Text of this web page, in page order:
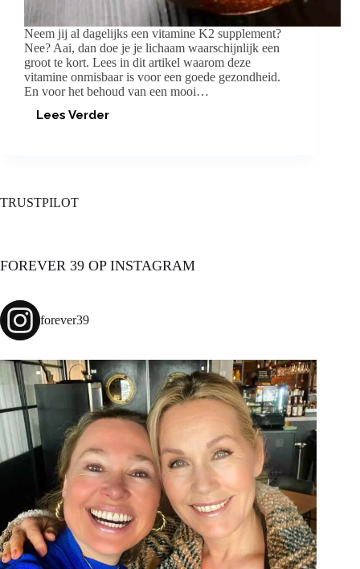
Neem jij al dagelijks een vitamine K2 supplement?
Nee? Aai, dan doe je je lichaam waarschijnlijk een
groot te kort. Lees in dit artikel waarom deze
vitamine onmisbaar is voor een goede gezondheid.
En voor het behoud van een mooi…
Lees Verder
VITAMINE
TRUSTPILOT
FOREVER 39 OP INSTAGRAM
forever39